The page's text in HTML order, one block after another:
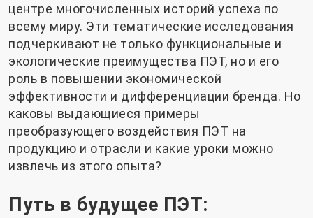
центре многочисленных историй успеха по
всему миру. Эти тематические исследования
подчеркивают не только функциональные и
экологические преимущества ПЭТ, но и его
роль в повышении экономической
эффективности и дифференциации бренда. Но
каковы выдающиеся примеры
преобразующего воздействия ПЭТ на
продукцию и отрасли и какие уроки можно
извлечь из этого опыта?
Путь в будущее ПЭТ: